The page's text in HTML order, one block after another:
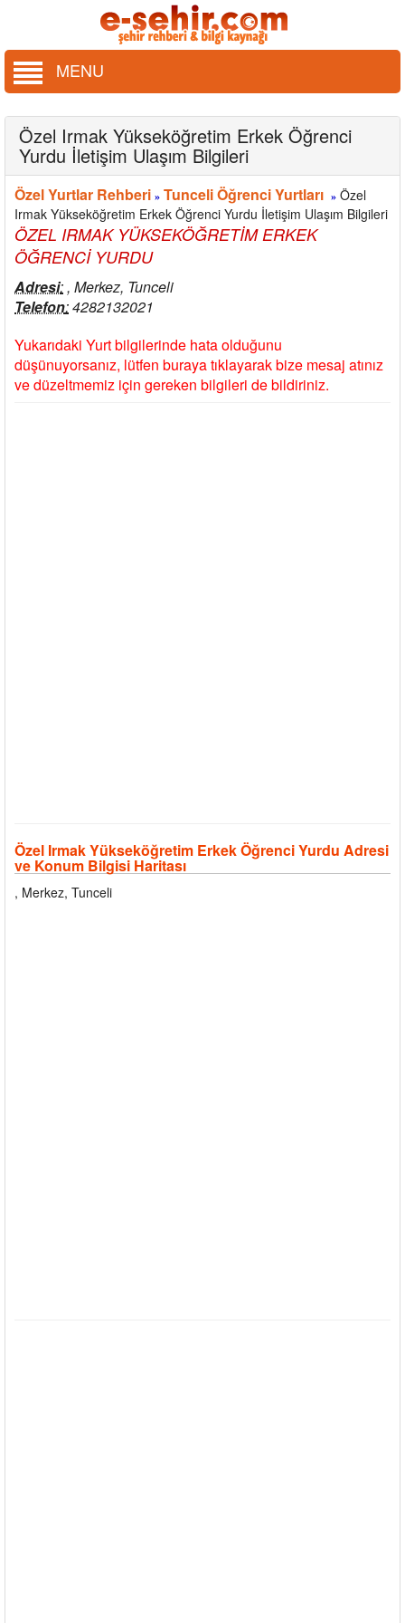
MENU
Özel Irmak Yükseköğretim Erkek Öğrenci
Yurdu İletişim Ulaşım Bilgileri
Özel Yurtlar Rehberi » Tunceli Öğrenci Yurtları » Özel
Irmak Yükseköğretim Erkek Öğrenci Yurdu İletişim Ulaşım Bilgileri
ÖZEL IRMAK YÜKSEKÖĞRETİM ERKEK
ÖĞRENCİ YURDU
Adresi:, Merkez, Tunceli
Telefon:4282132021
Yukarıdaki Yurt bilgilerinde hata olduğunu
düşünuyorsanız, lütfen buraya tıklayarak bize mesaj atınız
ve düzeltmemiz için gereken bilgileri de bildiriniz.
Özel Irmak Yükseköğretim Erkek Öğrenci Yurdu Adresi
ve Konum Bilgisi Haritası
, Merkez, Tunceli